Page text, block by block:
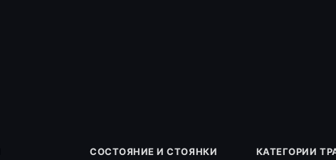
СОСТОЯНИЕ И СТОЯНКИ КАТЕГОРИИ